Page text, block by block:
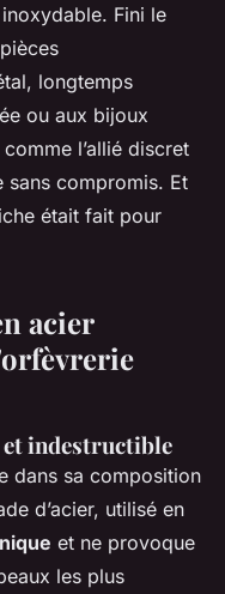
Fini le
longtemps
ou aux bijoux
l’allié discret
sans compromis. Et
était fait pour
acier
indestructible
dans sa composition
d’acier, utilisé en
et ne provoque
les plus